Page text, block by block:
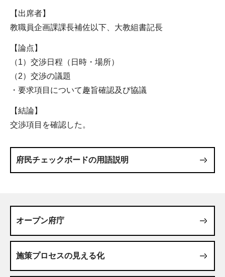
【出席者】
教職員企画課課長補佐以下、大教組書記長
【論点】
（1）交渉日程（日時・場所）
（2）交渉の議題
・要求項目について趣旨確認及び協議
【結論】
交渉項目を確認した。
府民チェックボードの用語説明
オープン府庁
施策プロセスの見える化